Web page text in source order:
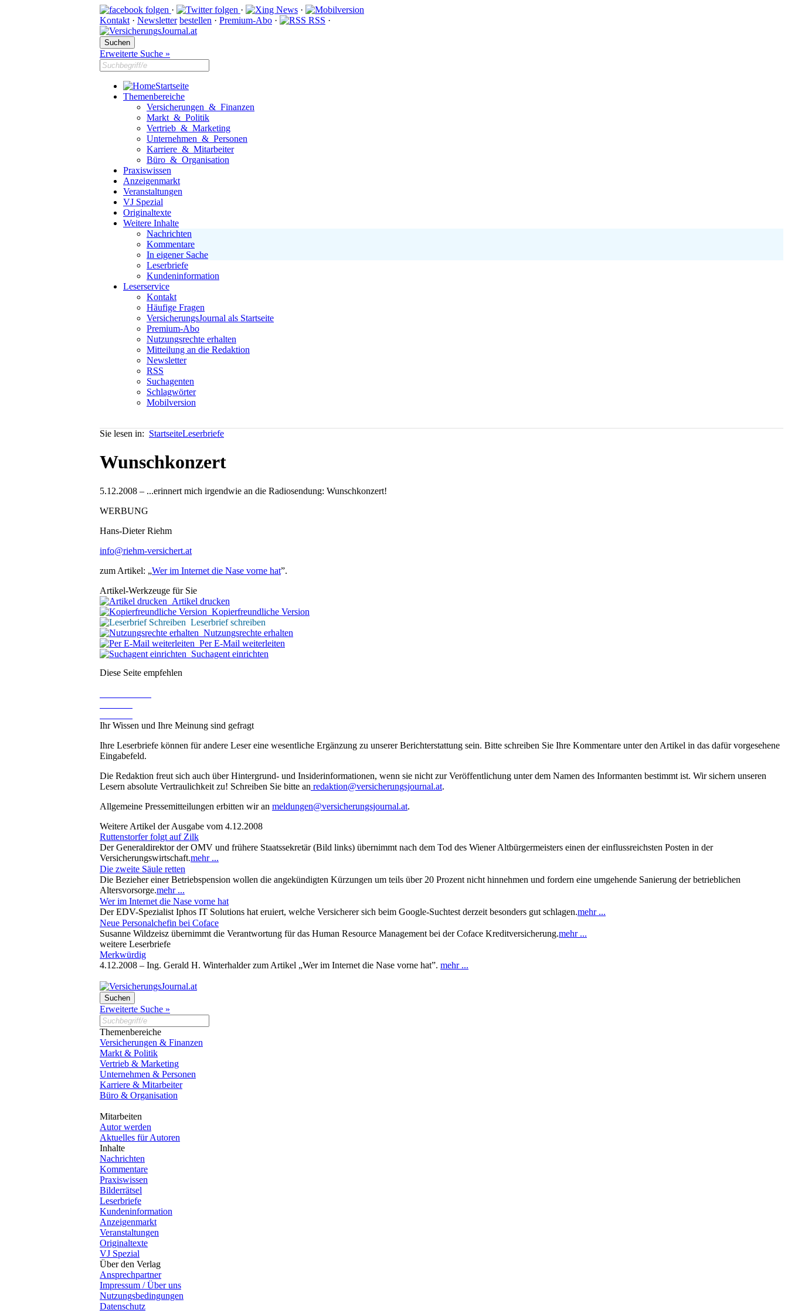
· ·
·
Kontakt · Newsletter bestellen · Premium-Abo · RSS ·
Erweiterte Suche »
Startseite
Themenbereiche
Versicherungen & Finanzen
Markt & Politik
Vertrieb & Marketing
Unternehmen & Personen
Karriere & Mitarbeiter
Büro & Organisation
Praxiswissen
Anzeigenmarkt
Veranstaltungen
VJ Spezial
Originaltexte
Weitere Inhalte
Nachrichten
Kommentare
In eigener Sache
Leserbriefe
Kundeninformation
Leserservice
Kontakt
Häufige Fragen
VersicherungsJournal als Startseite
Premium-Abo
Nutzungsrechte erhalten
Mitteilung an die Redaktion
Newsletter
RSS
Suchagenten
Schlagwörter
Mobilversion
Sie lesen in: StartseiteLeserbriefe
Wunschkonzert
5.12.2008 – ...erinnert mich irgendwie an die Radiosendung: Wunschkonzert!
WERBUNG
Hans-Dieter Riehm
info@riehm-versichert.at
zum Artikel: „Wer im Internet die Nase vorne hat”.
Artikel-Werkzeuge für Sie
Artikel drucken
Kopierfreundliche Version
Leserbrief schreiben
Nutzungsrechte erhalten
Per E-Mail weiterleiten
Suchagent einrichten
Diese Seite empfehlen
Ihr Wissen und Ihre Meinung sind gefragt
Ihre Leserbriefe können für andere Leser eine wesentliche Ergänzung zu unserer Berichterstattung sein. Bitte schreiben Sie Ihre Kommentare unter den Artikel in das dafür vorgesehene
Eingabefeld.
Die Redaktion freut sich auch über Hintergrund- und Insiderinformationen, wenn sie nicht zur Veröffentlichung unter dem Namen des Informanten bestimmt ist. Wir sichern unseren
Lesern absolute Vertraulichkeit zu! Schreiben Sie bitte an redaktion@versicherungsjournal.at.
Allgemeine Pressemitteilungen erbitten wir an meldungen@versicherungsjournal.at.
Weitere Artikel der Ausgabe vom 4.12.2008
Ruttenstorfer folgt auf Zilk
Der Generaldirektor der OMV und frühere Staatssekretär (Bild links) übernimmt nach dem Tod des Wiener Altbürgermeisters einen der einflussreichsten Posten in der
Versicherungswirtschaft.mehr ...
Die zweite Säule retten
Die Bezieher einer Betriebspension wollen die angekündigten Kürzungen um teils über 20 Prozent nicht hinnehmen und fordern eine umgehende Sanierung der betrieblichen
Altersvorsorge.mehr ...
Wer im Internet die Nase vorne hat
Der EDV-Spezialist Iphos IT Solutions hat eruiert, welche Versicherer sich beim Google-Suchtest derzeit besonders gut schlagen.mehr ...
Neue Personalchefin bei Coface
Susanne Wildzeisz übernimmt die Verantwortung für das Human Resource Management bei der Coface Kreditversicherung.mehr ...
weitere Leserbriefe
Merkwürdig
4.12.2008 – Ing. Gerald H. Winterhalder zum Artikel „Wer im Internet die Nase vorne hat”. mehr ...
Erweiterte Suche »
Themenbereiche
Versicherungen & Finanzen
Markt & Politik
Vertrieb & Marketing
Unternehmen & Personen
Karriere & Mitarbeiter
Büro & Organisation
Mitarbeiten
Autor werden
Aktuelles für Autoren
Inhalte
Nachrichten
Kommentare
Praxiswissen
Bilderrätsel
Leserbriefe
Kundeninformation
Anzeigenmarkt
Veranstaltungen
Originaltexte
VJ Spezial
Über den Verlag
Ansprechpartner
Impressum / Über uns
Nutzungsbedingungen
Datenschutz